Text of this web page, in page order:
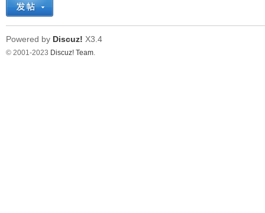
Powered by Discuz! X3.4
© 2001-2023 Discuz! Team.